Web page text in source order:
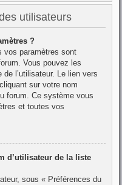
utilisateurs
?
vos paramètres sont
Vous pouvez les
l’utilisateur. Le lien vers
sur votre nom
forum. Ce système vous
et toutes vos
d’utilisateur de la liste
sous « Préférences du